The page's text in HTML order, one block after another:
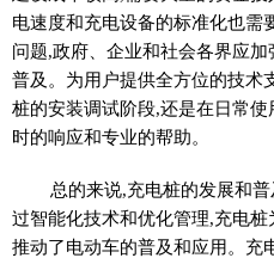
电速度和充电设备的标准化也需
问题,政府、企业和社会各界应
普及。为用户提供全方位的技术
桩的安装调试阶段,还是在日常
时的响应和专业的帮助。
总的来说,充电桩的发展和
过智能化技术和优化管理,充电
推动了电动车的普及和应用。充